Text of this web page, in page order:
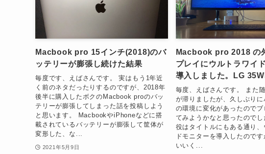
Macbook pro 15インチ(2018)のバ
ッテリーが膨張し続けた結果
毎度です、えばさんです。 実はもう1年近
く前のネタだったりするのですが、2018年
後半に購入したボクのMacbook proのバッ
テリーが膨張してしまった話を投稿しよう
と思います。 MacbookやiPhoneなどに搭
載されているバッテリーが膨張して筐体が
変形した、な...
2021年5月9日
Macbook pro 2018 の
プレイにウルトラワイ
導入しました。LG
毎度、えばさんです。 また
が滞りましたが、久しぶりに
の環境に変化があったのでブ
てみようかなと思ったので
役はタイトルにもある通り、
ドモニターを導入したので
いいく...